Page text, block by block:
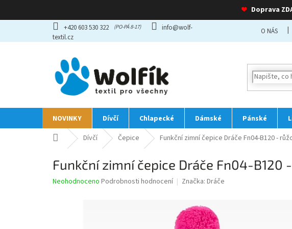
❤ Doprava
obsah
+420 603 530 322
info@wolf-
textil.cz
O NÁS
NOVINKY Dívčí Chlapecké Dámské Pánské
Domů Dívčí Čepice Funkční zimní čepice Dráče Fn04-B120 -
Funkční zimní čepice Dráče Fn04-B120
Průměrné
Neohodnoceno Podrobnosti hodnocení Značka: Dráče